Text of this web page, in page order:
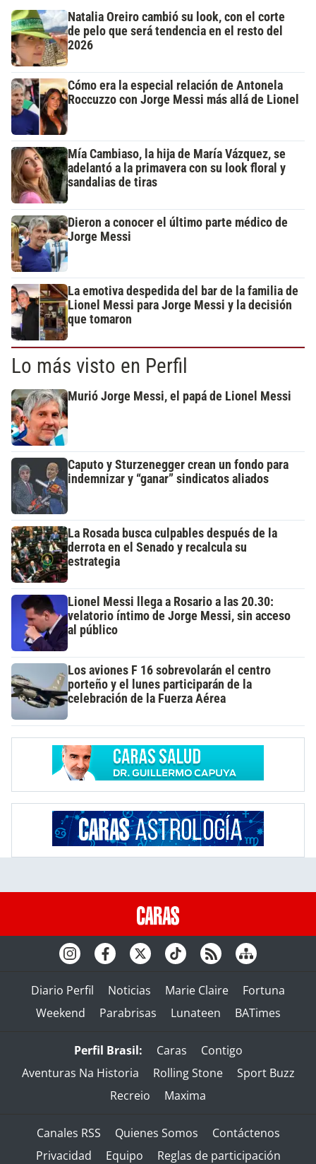
Natalia Oreiro cambió su look, con el corte
de pelo que será tendencia en el resto del
2026
Cómo era la especial relación de Antonela
Roccuzzo con Jorge Messi más allá de Lionel
Mía Cambiaso, la hija de María Vázquez, se
adelantó a la primavera con su look floral y
sandalias de tiras
Dieron a conocer el último parte médico de
Jorge Messi
La emotiva despedida del bar de la familia de
Lionel Messi para Jorge Messi y la decisión
que tomaron
Lo más visto en Perfil
Murió Jorge Messi, el papá de Lionel Messi
Caputo y Sturzenegger crean un fondo para
indemnizar y “ganar” sindicatos aliados
La Rosada busca culpables después de la
derrota en el Senado y recalcula su
estrategia
Lionel Messi llega a Rosario a las 20.30:
velatorio íntimo de Jorge Messi, sin acceso
al público
Los aviones F 16 sobrevolarán el centro
porteño y el lunes participarán de la
celebración de la Fuerza Aérea
Diario Perfil Noticias Marie Claire
Fortuna
Weekend
Parabrisas Lunateen BATimes
Perfil Brasil: Caras
Contigo
Aventuras Na Historia
Rolling Stone
Sport Buzz
Recreio
Maxima
Canales RSS Quienes Somos
Contáctenos
Privacidad
Equipo Reglas de participación